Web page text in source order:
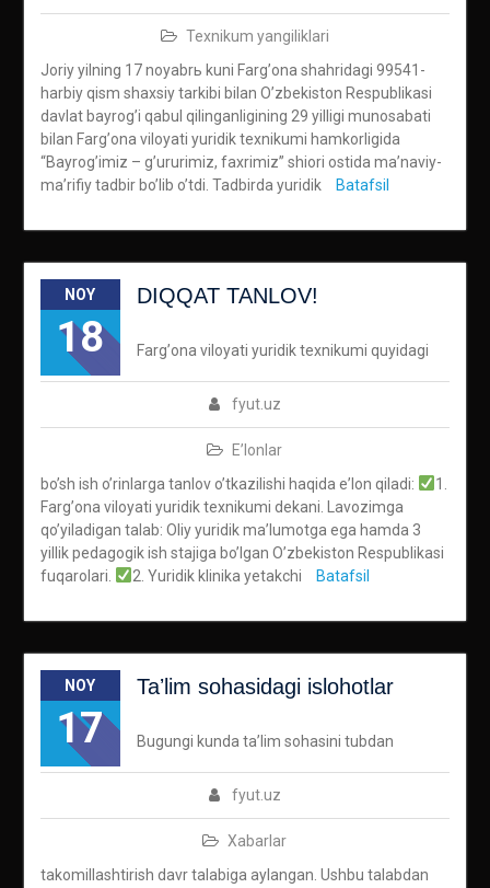
Texnikum yangiliklari
Joriy yilning 17 noyabrь kuni Fargʼona shahridagi 99541-
harbiy qism shaxsiy tarkibi bilan Oʼzbekiston Respublikasi
davlat bayrogʼi qabul qilinganligining 29 yilligi munosabati
bilan Fargʼona viloyati yuridik texnikumi hamkorligida
“Bayrogʼimiz – gʼururimiz, faxrimiz” shiori ostida maʼnaviy-
maʼrifiy tadbir boʼlib oʼtdi. Tadbirda yuridik
Batafsil
NOY
18
DIQQAT TANLOV!
fyut.uz
E’lonlar
Fargʼona viloyati yuridik texnikumi quyidagi
boʼsh ish oʼrinlarga tanlov oʼtkazilishi haqida eʼlon qiladi:
1.
Fargʼona viloyati yuridik texnikumi dekani. Lavozimga
qoʼyiladigan talab: Oliy yuridik maʼlumotga ega hamda 3
yillik pedagogik ish stajiga boʼlgan Oʼzbekiston Respublikasi
fuqarolari.
2. Yuridik klinika yetakchi Batafsil
NOY
17
Taʼlim sohasidagi islohotlar
fyut.uz
Xabarlar
Bugungi kunda taʼlim sohasini tubdan
takomillashtirish davr talabiga aylangan. Ushbu talabdan